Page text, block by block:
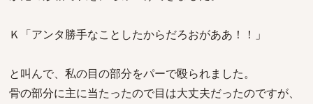
Ｋ「アンタ勝手なことしたからだろおがああ！！」
と叫んで、私の目の部分をパーで殴られました。
骨の部分に主に当たったので目は大丈夫だったのですが、